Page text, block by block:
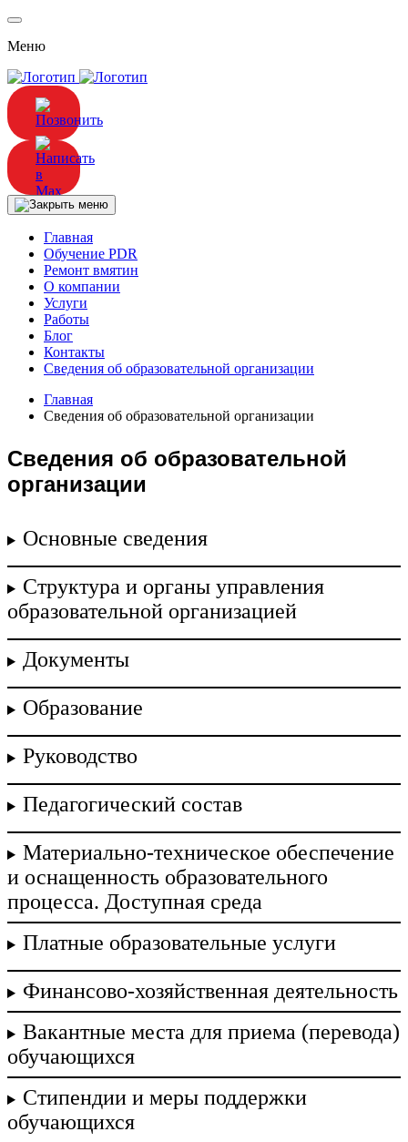
Меню
Главная
Обучение PDR
Ремонт вмятин
О компании
Услуги
Работы
Блог
Контакты
Сведения об образовательной организации
Главная
Сведения об образовательной организации
Сведения об образовательной
организации
Основные сведения
Структура и органы управления
образовательной организацией
Документы
Образование
Руководство
Педагогический состав
Материально-техническое обеспечение
и оснащенность образовательного
процесса. Доступная среда
Платные образовательные услуги
Финансово-хозяйственная деятельность
Вакантные места для приема (перевода)
обучающихся
Стипендии и меры поддержки
обучающихся